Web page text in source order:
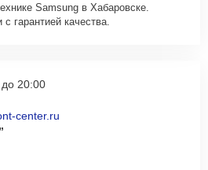
Samsung в Хабаровске.
гарантией качества.
20:00
center.ru